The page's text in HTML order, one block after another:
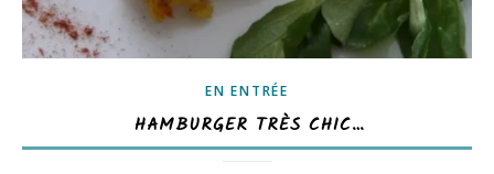
EN ENTRÉE
HAMBURGER TRÈS CHIC…